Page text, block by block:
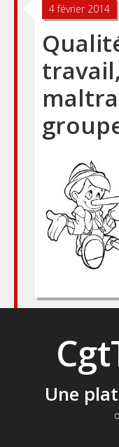
4 février 2014
Une